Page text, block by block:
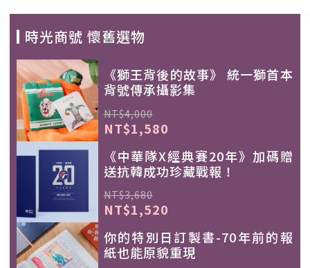
時光商號 懷舊選物
《獅王背後的故事》 統一獅首本
背號傳承攝影集
NT$4,000
NT$1,580
《中華隊X經典賽20年》加碼贈
送抗韓成功珍藏戰報！
NT$3,680
NT$1,520
你的特別日訂製書-70年前的報
紙也能原貌重現